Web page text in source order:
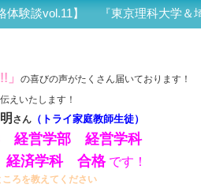
体験談vol.11】 『東京理科大学＆
」 の喜びの声がたくさん届いております！
えいたします！
さん （トライ家庭教師生徒）
経営学部 経営学科
済学科 合格です！
ろを教えてください